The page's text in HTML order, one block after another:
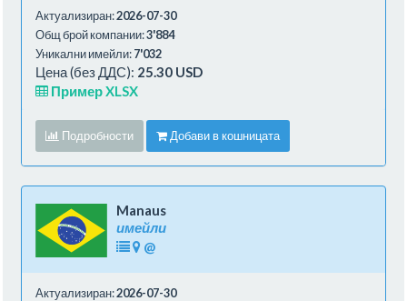
Актуализиран:2026-07-30
Общ брой компании:3'884
Уникални имейли:7'032
Цена (без ДДС): 25.30 USD
Пример XLSX
Подробности Добави в кошницата
Manaus
имейли
@
Актуализиран:2026-07-30